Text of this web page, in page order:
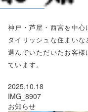
神戸・芦屋・西宮を中
タイリッシュな住まいな
選んでいただいたお客
ています。
2025.10.18
IMG_8907
お知らせ